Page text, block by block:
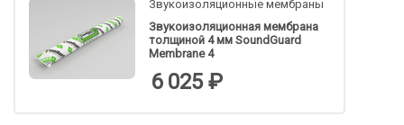
Звукоизоляционные мембраны
Звукоизоляционная мембрана
толщиной 4 мм SoundGuard
Membrane 4
6 025 ₽